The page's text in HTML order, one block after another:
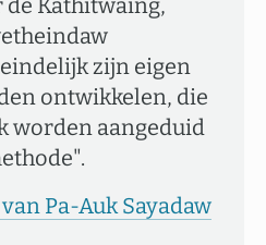
Kathitwaing,
zijn eigen
ontwikkelen, die
worden aangeduid
Pa-Auk Sayadaw